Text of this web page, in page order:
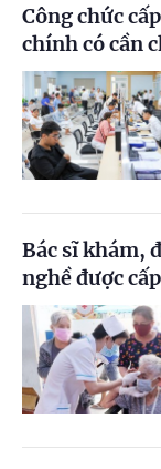
Công chức
chính có cần
Bác sĩ khám,
nghề được